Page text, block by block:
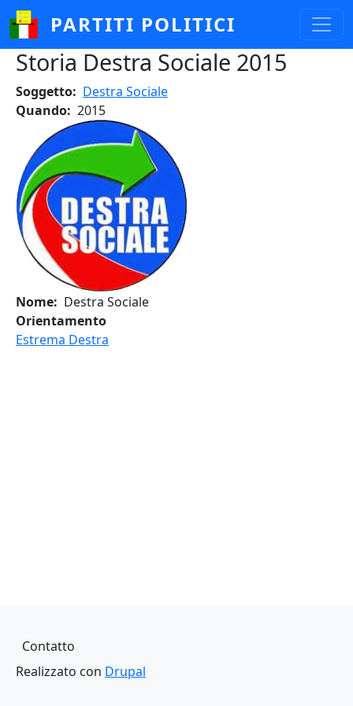
Salta al contenuto principale
PARTITI POLITICI
Storia Destra Sociale 2015
Soggetto
Destra Sociale
Quando 2015
Nome
Destra Sociale
Orientamento
Estrema Destra
Piè di pagina
Contatto
Realizzato con Drupal